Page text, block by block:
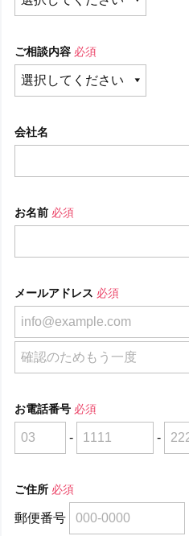
ご相談内容 必須
会社名
お名前 必須
メールアドレス 必須
お電話番号 必須
- -
ご住所 必須
郵便番号